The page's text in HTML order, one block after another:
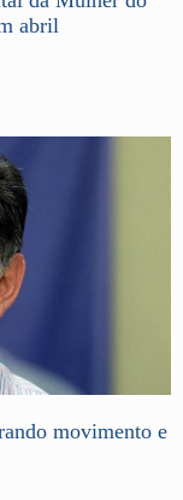
abril
movimento e